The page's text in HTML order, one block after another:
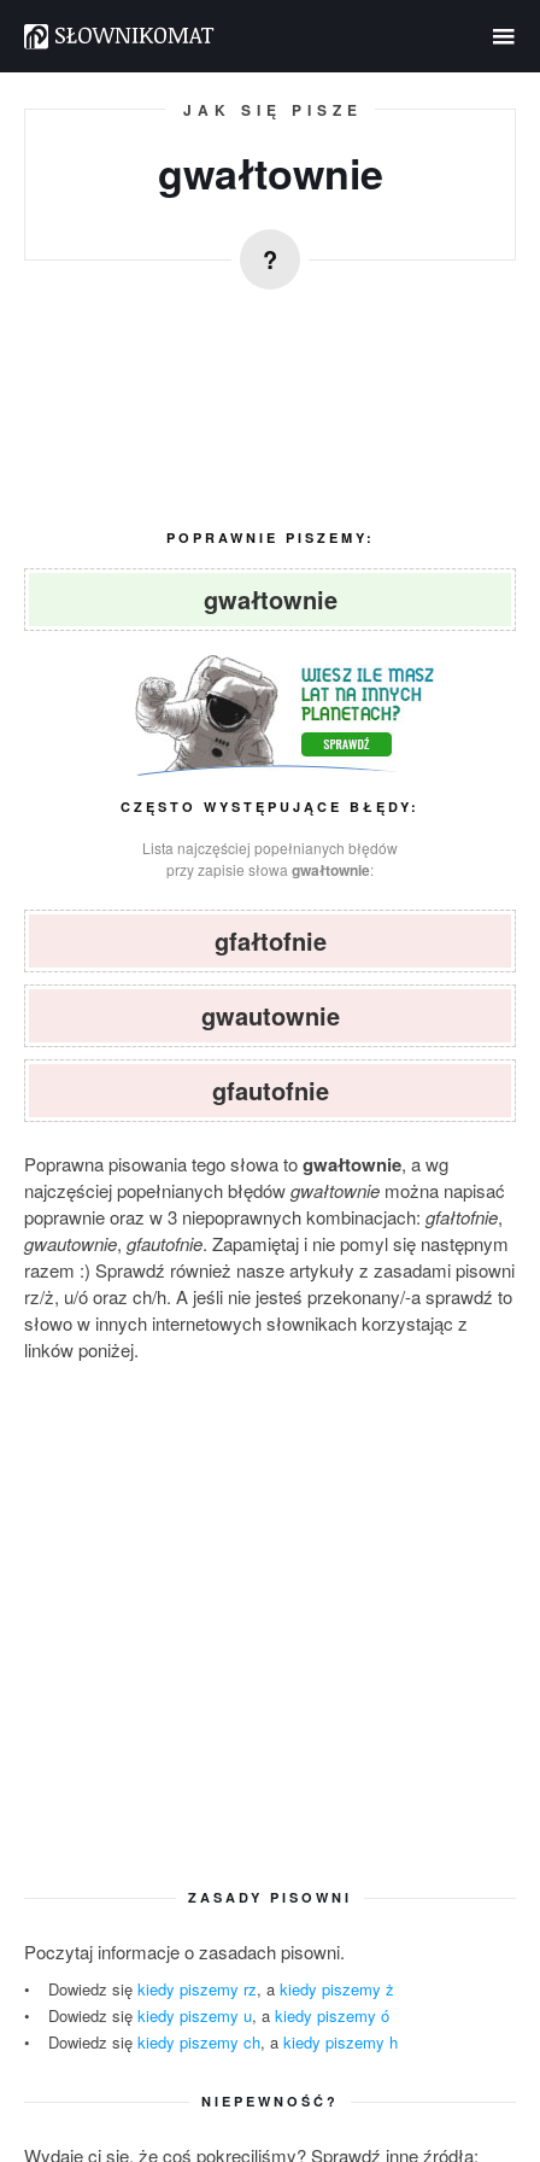
JAK SIĘ PISZE
gwałtownie
POPRAWNIE PISZEMY:
gwałtownie
CZĘSTO WYSTĘPUJĄCE BŁĘDY:
Lista najczęściej popełnianych błędów
przy zapisie słowa gwałtownie:
gfałtofnie
gwautownie
gfautofnie
Poprawna pisowania tego słowa togwałtownie, a wg
najczęściej popełnianych błędówgwałtownie można napisać
poprawnie oraz w 3 niepoprawnych kombinacjach: gfałtofnie,
gwautownie, gfautofnie. Zapamiętaj i nie pomyl się następnym
razem :) Sprawdź również nasze artykuły z zasadami pisowni
rz/ż, u/ó oraz ch/h. A jeśli nie jesteś przekonany/-a sprawdź to
słowo w innych internetowych słownikach korzystając z
linków poniżej.
ZASADY PISOWNI
Poczytaj informacje o zasadach pisowni.
Dowiedz się kiedy piszemy rz, a kiedy piszemy ż
Dowiedz się kiedy piszemy u, a kiedy piszemy ó
Dowiedz się kiedy piszemy ch, a kiedy piszemy h
NIEPEWNOŚĆ?
Wydaje ci się, że coś pokręciliśmy? Sprawdź inne źródła: